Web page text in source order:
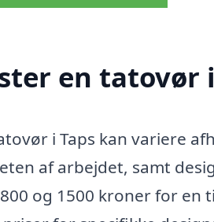
en tatovør i
i Taps kan variere
af arbejdet, samt
og 1500 kroner for